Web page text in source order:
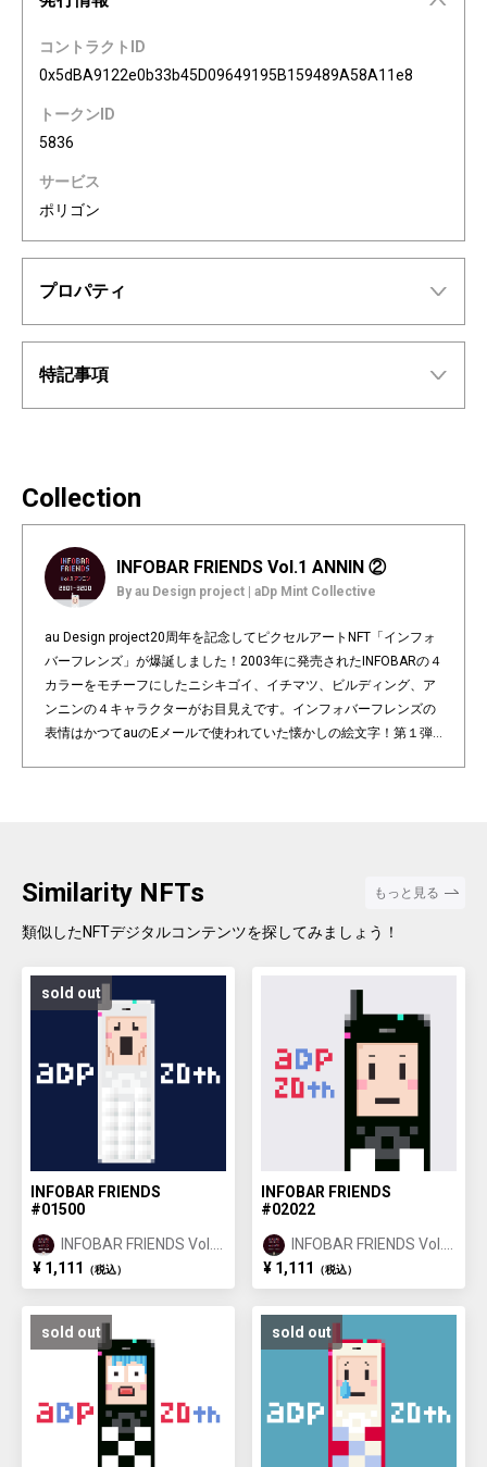
コントラクトID
0x5dBA9122e0b33b45D09649195B159489A58A11e8
トークンID
5836
サービス
ポリゴン
プロパティ
特記事項
Collection
INFOBAR FRIENDS Vol.1 ANNIN ②
By au Design project | aDp Mint Collective
au Design project20周年を記念してピクセルアートNFT「インフォ
バーフレンズ」が爆誕しました！2003年に発売されたINFOBARの４
カラーをモチーフにしたニシキゴイ、イチマツ、ビルディング、ア
ンニンの４キャラクターがお目見えです。インフォバーフレンズの
表情はかつてauのEメールで使われていた懐かしの絵文字！第１弾
the INFOBAR FRIENDS' faces are nostalgic pictograms once used
in au e-mail! The first edition is a special edition with the aDp20th l
mbination patterns of "character x expression x background colo
r".
Similarity NFTs もっと見る
類似したNFTデジタルコンテンツを探してみましょう！
sold out
INFOBAR FRIENDS
#01500
INFOBAR FRIENDS Vol.1
ANNIN ①
¥ 1,111 （税込）
INFOBAR FRIENDS
#02022
INFOBAR FRIENDS Vol.1
ICHIMATSU ②
¥ 1,111 （税込）
sold out sold out